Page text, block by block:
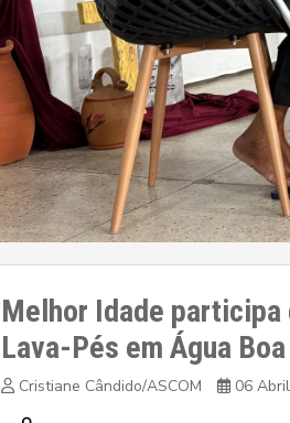
Melhor Idade participa
Lava-Pés em Água Boa
Cristiane Cândido/ASCOM 06